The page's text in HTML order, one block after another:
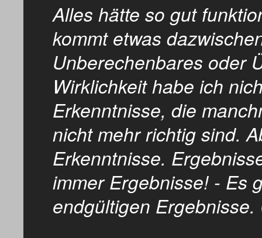
Alles hätte so gut
kommt etwas
Unberechenbares oder
Wirklichkeit habe ich
Erkenntnisse, die
nicht mehr richtig sind.
Erkenntnisse.
immer Ergebnisse! - Es
endgültigen Ergebnisse.